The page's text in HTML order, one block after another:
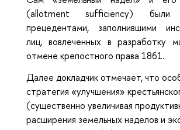
(allotment sufficiency) были
прецедентами, заполнившими
лиц, вовлеченных в разработку
отмене крепостного права 1861.
Далее докладчик отмечает, что
стратегия «улучшения»
(существенно увеличивая
расширения земельных наделов и